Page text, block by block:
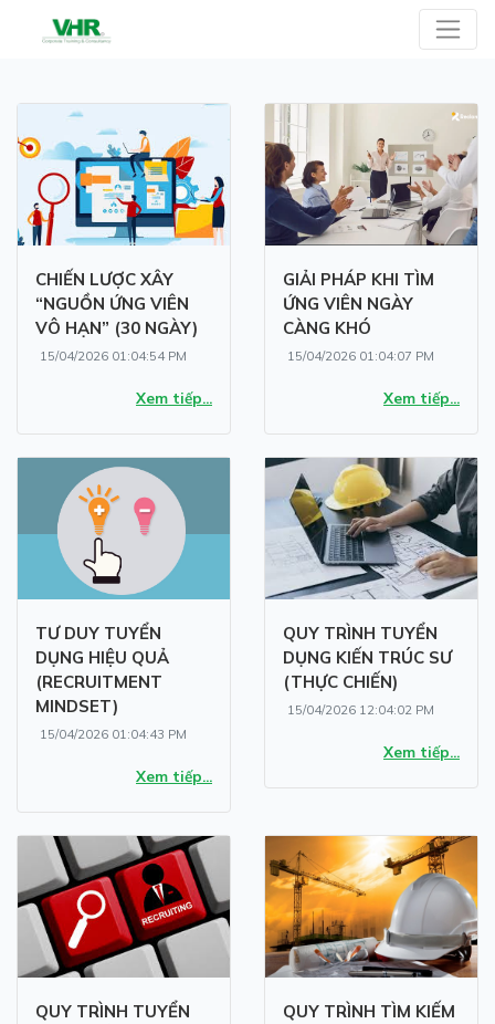
CHIẾN LƯỢC XÂY
“NGUỒN ỨNG VIÊN
VÔ HẠN” (30 NGÀY)
15/04/2026 01:04:54 PM
Xem tiếp...
GIẢI PHÁP KHI TÌM
ỨNG VIÊN NGÀY
CÀNG KHÓ
15/04/2026 01:04:07 PM
Xem tiếp...
TƯ DUY TUYỂN
DỤNG HIỆU QUẢ
(RECRUITMENT
MINDSET)
15/04/2026 01:04:43 PM
Xem tiếp...
QUY TRÌNH TUYỂN
DỤNG KIẾN TRÚC SƯ
(THỰC CHIẾN)
15/04/2026 12:04:02 PM
Xem tiếp...
QUY TRÌNH TUYỂN
QUY TRÌNH TÌM KIẾM